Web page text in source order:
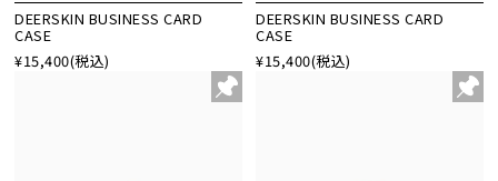
DEERSKIN BUSINESS CARD
CASE
¥15,400(税込)
DEERSKIN BUSINESS CARD
CASE
¥15,400(税込)